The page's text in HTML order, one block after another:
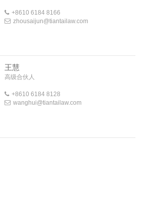
+8610 6184 8166
zhousaijun@tiantailaw.com
王慧
高级合伙人
+8610 6184 8128
wanghui@tiantailaw.com